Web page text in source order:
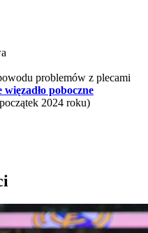
problemów z plecami
poboczne
2024 roku)